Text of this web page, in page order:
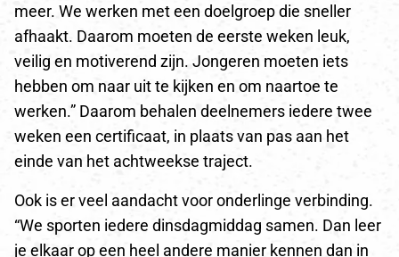
meer. We werken met een doelgroep die sneller
afhaakt. Daarom moeten de eerste weken leuk,
veilig en motiverend zijn. Jongeren moeten iets
hebben om naar uit te kijken en om naartoe te
werken.” Daarom behalen deelnemers iedere twee
weken een certificaat, in plaats van pas aan het
einde van het achtweekse traject.
Ook is er veel aandacht voor onderlinge verbinding.
“We sporten iedere dinsdagmiddag samen. Dan leer
je elkaar op een heel andere manier kennen dan in